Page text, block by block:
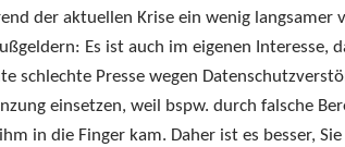
der aktuellen Krise ein wenig langsamer
Es ist auch im eigenen Interesse,
schlechte Presse wegen
einsetzen, weil bspw. durch falsche
in die Finger kam. Daher ist es besser,